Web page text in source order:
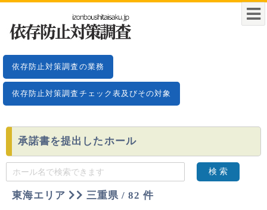
依存防止対策調査の業務
依存防止対策調査チェック表及びその対象
承諾書を提出したホール
検 索
東海エリア 三重県 / 82 件